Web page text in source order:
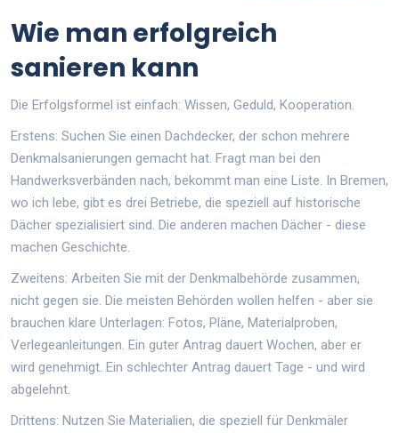
Wie man erfolgreich
sanieren kann
Die Erfolgsformel ist einfach: Wissen, Geduld, Kooperation.
Erstens: Suchen Sie einen Dachdecker, der schon mehrere
Denkmalsanierungen gemacht hat. Fragt man bei den
Handwerksverbänden nach, bekommt man eine Liste. In Bremen,
wo ich lebe, gibt es drei Betriebe, die speziell auf historische
Dächer spezialisiert sind. Die anderen machen Dächer - diese
machen Geschichte.
Zweitens: Arbeiten Sie mit der Denkmalbehörde zusammen,
nicht gegen sie. Die meisten Behörden wollen helfen - aber sie
brauchen klare Unterlagen: Fotos, Pläne, Materialproben,
Verlegeanleitungen. Ein guter Antrag dauert Wochen, aber er
wird genehmigt. Ein schlechter Antrag dauert Tage - und wird
abgelehnt.
Drittens: Nutzen Sie Materialien, die speziell für Denkmäler